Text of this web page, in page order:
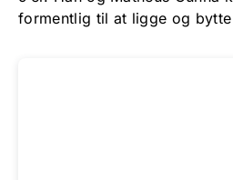
formentlig til at ligge og